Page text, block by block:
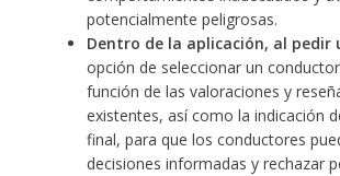
potencialmente peligrosas.
Dentro de la aplicación, al pedir
opción de seleccionar un
función de las valoraciones y
existentes, así como la indicación
final, para que los conductores
decisiones informadas y rechazar